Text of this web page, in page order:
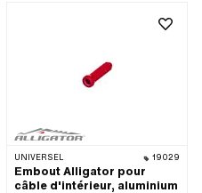
UNIVERSEL 19029
Embout Alligator pour
câble d'intérieur, aluminium